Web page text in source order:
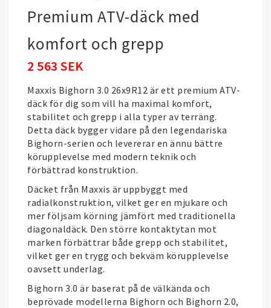
Premium ATV-däck med
komfort och grepp
2 563 SEK
Maxxis Bighorn 3.0 26x9R12 är ett premium ATV-
däck för dig som vill ha maximal komfort,
stabilitet och grepp i alla typer av terräng.
Detta däck bygger vidare på den legendariska
Bighorn-serien och levererar en ännu bättre
körupplevelse med modern teknik och
förbättrad konstruktion.
Däcket från Maxxis är uppbyggt med
radialkonstruktion, vilket ger en mjukare och
mer följsam körning jämfört med traditionella
diagonaldäck. Den större kontaktytan mot
marken förbättrar både grepp och stabilitet,
vilket ger en trygg och bekväm körupplevelse
oavsett underlag.
Bighorn 3.0 är baserat på de välkända och
beprövade modellerna Bighorn och Bighorn 2.0,